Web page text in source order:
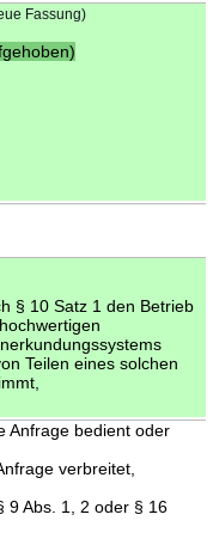
Fassung)
§ 10 Satz 1 den Betrieb
Teilen eines solchen
Anfrage bedient oder
verbreitet,
9 Abs. 1, 2 oder § 16